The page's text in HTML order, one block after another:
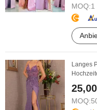
MOQ:1
Langes
MOQ: